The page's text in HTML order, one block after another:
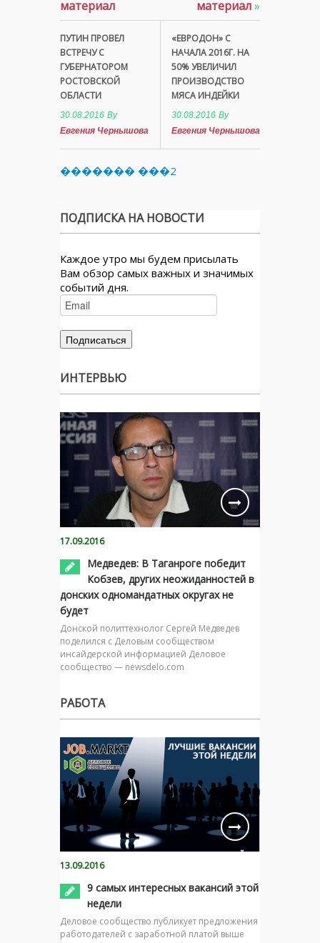
материал
ПУТИН ПРОВЕЛ
ВСТРЕЧУ С
ГУБЕРНАТОРОМ
РОСТОВСКОЙ
ОБЛАСТИ
30.08.2016 By
Евгения Чернышова
материал»
«ЕВРОДОН» С
НАЧАЛА 2016Г. НА
50% УВЕЛИЧИЛ
ПРОИЗВОДСТВО
МЯСА ИНДЕЙКИ
30.08.2016 By
Евгения Чернышова
������� ���2
ПОДПИСКА НА НОВОСТИ
Каждое утро мы будем присылать
Вам обзор самых важных и значимых
событий дня.
ИНТЕРВЬЮ
17.09.2016
Медведев: В Таганроге победит
Кобзев, других неожиданностей в
донских одномандатных округах не
будет
Донской политтехнолог Сергей Медведев
поделился с Деловым сообществом
инсайдерской информацией Деловое
сообщество — newsdelo.com
РАБОТА
13.09.2016
9 самых интересных вакансий этой
недели
Деловое сообщество публикует предложения
работодателей с заработной платой выше